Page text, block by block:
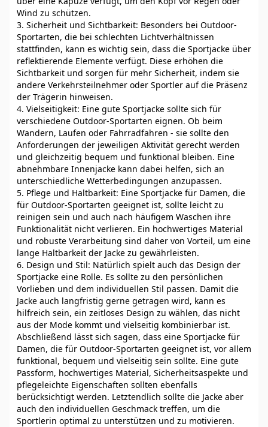
Wind zu schützen.
3. Sicherheit und Sichtbarkeit: Besonders bei Outdoor-
Sportarten, die bei schlechten Lichtverhältnissen
stattfinden, kann es wichtig sein, dass die Sportjacke über
reflektierende Elemente verfügt. Diese erhöhen die
Sichtbarkeit und sorgen für mehr Sicherheit, indem sie
andere Verkehrsteilnehmer oder Sportler auf die Präsenz
der Trägerin hinweisen.
4. Vielseitigkeit: Eine gute Sportjacke sollte sich für
verschiedene Outdoor-Sportarten eignen. Ob beim
Wandern, Laufen oder Fahrradfahren - sie sollte den
Anforderungen der jeweiligen Aktivität gerecht werden
und gleichzeitig bequem und funktional bleiben. Eine
abnehmbare Innenjacke kann dabei helfen, sich an
unterschiedliche Wetterbedingungen anzupassen.
5. Pflege und Haltbarkeit: Eine Sportjacke für Damen, die
für Outdoor-Sportarten geeignet ist, sollte leicht zu
reinigen sein und auch nach häufigem Waschen ihre
Funktionalität nicht verlieren. Ein hochwertiges Material
und robuste Verarbeitung sind daher von Vorteil, um eine
lange Haltbarkeit der Jacke zu gewährleisten.
6. Design und Stil: Natürlich spielt auch das Design der
Sportjacke eine Rolle. Es sollte zu den persönlichen
Vorlieben und dem individuellen Stil passen. Damit die
Jacke auch langfristig gerne getragen wird, kann es
hilfreich sein, ein zeitloses Design zu wählen, das nicht
aus der Mode kommt und vielseitig kombinierbar ist.
Abschließend lässt sich sagen, dass eine Sportjacke für
Damen, die für Outdoor-Sportarten geeignet ist, vor allem
funktional, bequem und vielseitig sein sollte. Eine gute
Passform, hochwertiges Material, Sicherheitsaspekte und
pflegeleichte Eigenschaften sollten ebenfalls
berücksichtigt werden. Letztendlich sollte die Jacke aber
auch den individuellen Geschmack treffen, um die
Sportlerin optimal zu unterstützen und zu motivieren.